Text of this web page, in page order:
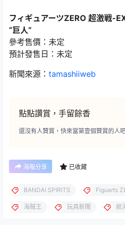
フィギュアーツZERO 超激戦-
“巨人”
參考售價：未定
預計發售日：未定
新聞來源： tamashiiweb
點點讚賞，手留餘香
還沒有人贊賞，快來當第壹個贊賞的人吧
海報分享 已收藏
BANDAI SPIRITS Figuarts
海賊王 玩具新聞 航